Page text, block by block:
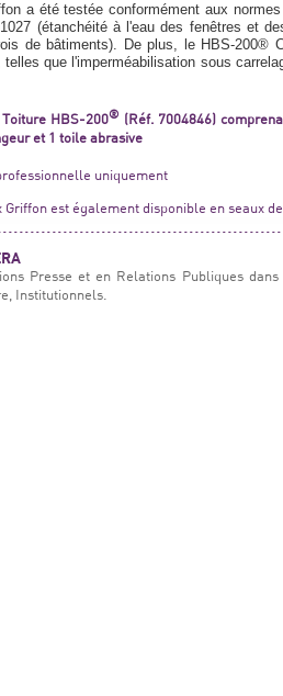
a été testée conformément aux
(étanchéité à l'eau des fenêtres et
de bâtiments). De plus, le HBS-200®
que l'imperméabilisation sous
HBS-200® (Réf. 7004846)
et 1 toile abrasive
uniquement
est également disponible en seaux
Presse et en Relations Publiques
Institutionnels.